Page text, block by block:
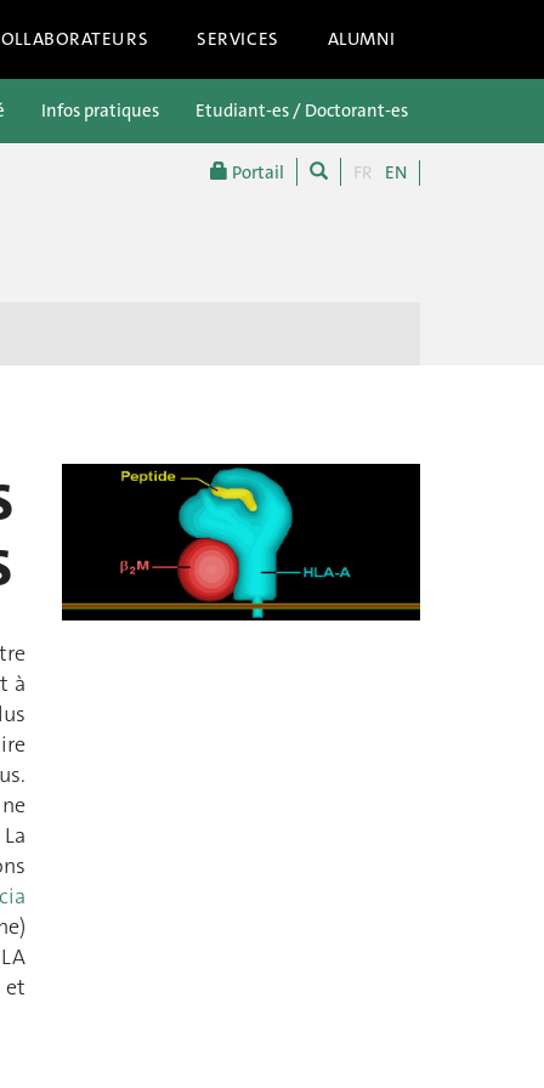
SERVICES ALUMNI
Portail FR EN
Infos pratiques Etudiant-es / Doctorant-es
à
et